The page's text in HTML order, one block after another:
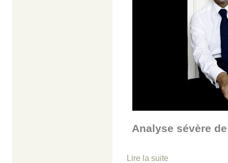
Analyse sévère
Lire la suite